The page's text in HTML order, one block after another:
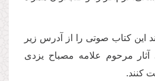
اين كتاب صوتی‌ را از آدرس زیر
آثار مرحوم علامه مصباح يزدی
كنند.